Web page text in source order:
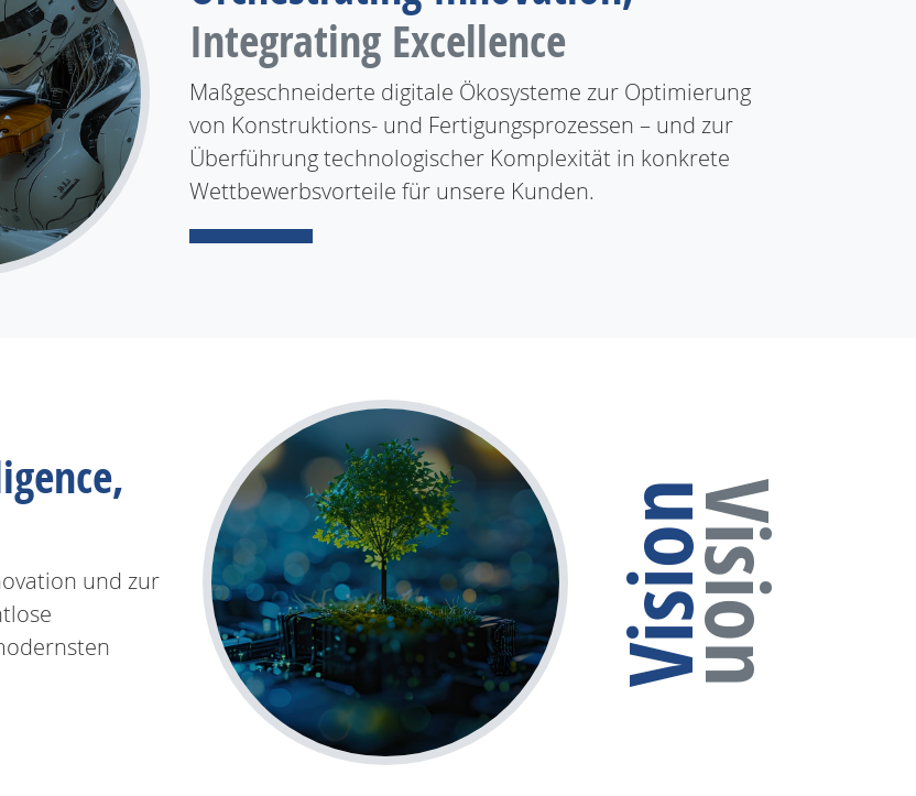
Integrating Excellence
Maßgeschneiderte digitale Ökosysteme zur Optimierung
von Konstruktions- und Fertigungsprozessen – und zur
Überführung technologischer Komplexität in konkrete
Wettbewerbsvorteile für unsere Kunden.
und zur
VisionVision